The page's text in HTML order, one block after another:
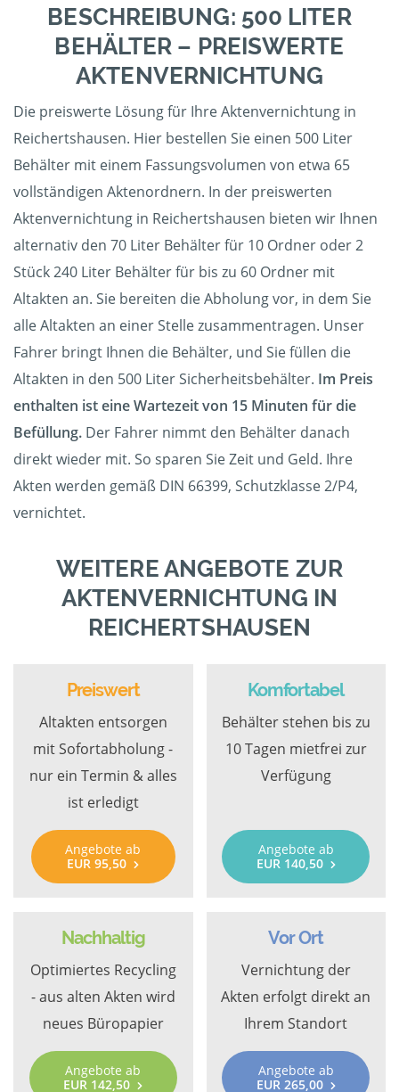
BESCHREIBUNG: 500 LITER
BEHÄLTER – PREISWERTE
AKTENVERNICHTUNG
Die preiswerte Lösung für Ihre Aktenvernichtung in
Reichertshausen. Hier bestellen Sie einen 500 Liter
Behälter mit einem Fassungsvolumen von etwa 65
vollständigen Aktenordnern. In der preiswerten
Aktenvernichtung in Reichertshausen bieten wir Ihnen
alternativ den 70 Liter Behälter für 10 Ordner oder 2
Stück 240 Liter Behälter für bis zu 60 Ordner mit
Altakten an. Sie bereiten die Abholung vor, in dem Sie
alle Altakten an einer Stelle zusammentragen. Unser
Fahrer bringt Ihnen die Behälter, und Sie füllen die
Altakten in den 500 Liter Sicherheitsbehälter. Im Preis
enthalten ist eine Wartezeit von 15 Minuten für die
Befüllung. Der Fahrer nimmt den Behälter danach
direkt wieder mit. So sparen Sie Zeit und Geld. Ihre
Akten werden gemäß DIN 66399, Schutzklasse 2/P4,
vernichtet.
WEITERE ANGEBOTE ZUR
AKTENVERNICHTUNG IN
REICHERTSHAUSEN
Preiswert
Altakten entsorgen
mit Sofortabholung -
nur ein Termin & alles
ist erledigt
Angebote ab
EUR 95,50
Komfortabel
Behälter stehen bis zu
10 Tagen mietfrei zur
Verfügung
Angebote ab
EUR 140,50
Nachhaltig
Optimiertes Recycling
- aus alten Akten wird
neues Büropapier
Angebote ab
EUR 142,50
Vor Ort
Vernichtung der
Akten erfolgt direkt an
Ihrem Standort
Angebote ab
EUR 265,00